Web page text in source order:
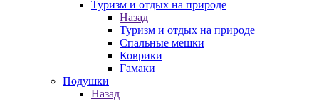
Туризм и отдых на природе
Назад
Туризм и отдых на природе
Спальные мешки
Коврики
Гамаки
Подушки
Назад